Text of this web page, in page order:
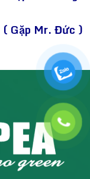
( Gặp Mr. Đức )